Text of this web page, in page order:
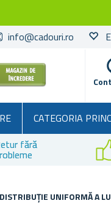
info@cadouri.ro
CATEGORIA
fără
UNIFORMĂ A